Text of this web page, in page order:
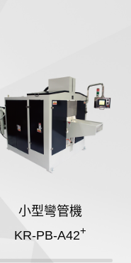
小型彎管機
KR-PB-A42+